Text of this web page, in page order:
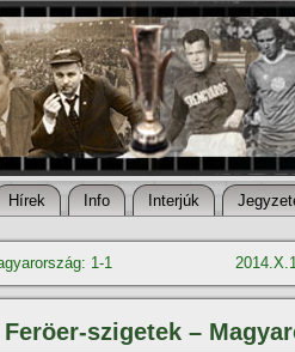
Hí­rek Info Interjúk
1-1
szigetek –